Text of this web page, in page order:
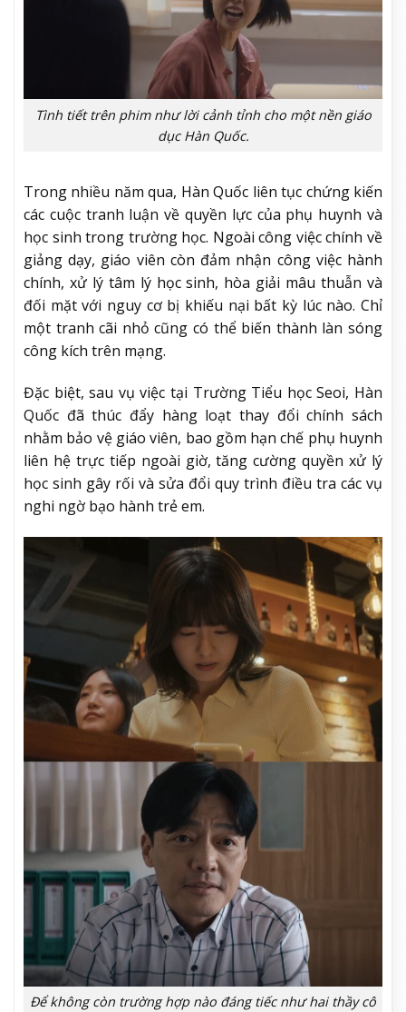
Tình tiết trên phim như lời cảnh tỉnh cho một nền giáo
dục Hàn Quốc.
Trong nhiều năm qua, Hàn Quốc liên tục chứng kiến
các cuộc tranh luận về quyền lực của phụ huynh và
học sinh trong trường học. Ngoài công việc chính về
giảng dạy, giáo viên còn đảm nhận công việc hành
chính, xử lý tâm lý học sinh, hòa giải mâu thuẫn và
đối mặt với nguy cơ bị khiếu nại bất kỳ lúc nào. Chỉ
một tranh cãi nhỏ cũng có thể biến thành làn sóng
công kích trên mạng.
Đặc biệt, sau vụ việc tại Trường Tiểu học Seoi, Hàn
Quốc đã thúc đẩy hàng loạt thay đổi chính sách
nhằm bảo vệ giáo viên, bao gồm hạn chế phụ huynh
liên hệ trực tiếp ngoài giờ, tăng cường quyền xử lý
học sinh gây rối và sửa đổi quy trình điều tra các vụ
nghi ngờ bạo hành trẻ em.
Để không còn trường hợp nào đáng tiếc như hai thầy cô